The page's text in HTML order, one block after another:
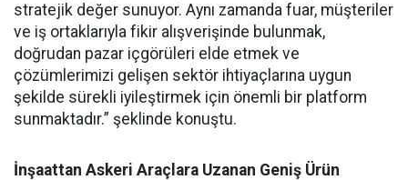
stratejik değer sunuyor. Aynı zamanda fuar, müşteriler
ve iş ortaklarıyla fikir alışverişinde bulunmak,
doğrudan pazar içgörüleri elde etmek ve
çözümlerimizi gelişen sektör ihtiyaçlarına uygun
şekilde sürekli iyileştirmek için önemli bir platform
sunmaktadır.” şeklinde konuştu.
İnşaattan Askeri Araçlara Uzanan Geniş Ürün